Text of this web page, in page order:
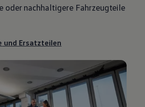
oder nachhaltigere Fahrzeugteile
und Ersatzteilen